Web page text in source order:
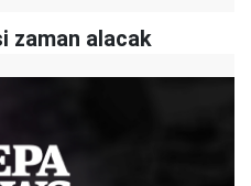
zaman alacak